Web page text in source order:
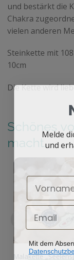
und bestärkt die
Chakra
vielen anderen
Steinkette mit
10cm
Die Kette wird
Schönes
macht.
Malakette
Melde
und
Mit dem